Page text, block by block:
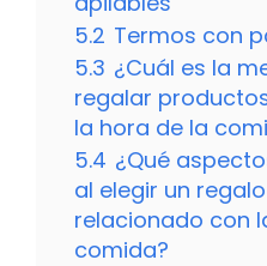
5.2 Termos con
5.3 ¿Cuál es la
regalar
la hora de la
5.4 ¿Qué
al elegir un
relacionado con
comida?